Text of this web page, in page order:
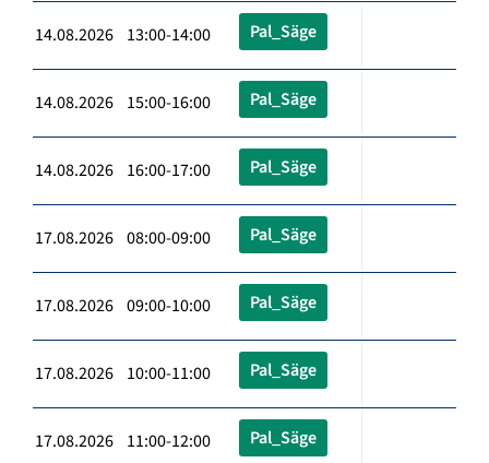
14.08.2026 13:00-14:00 Pal_Säge
14.08.2026 15:00-16:00 Pal_Säge
14.08.2026 16:00-17:00 Pal_Säge
17.08.2026 08:00-09:00 Pal_Säge
17.08.2026 09:00-10:00 Pal_Säge
17.08.2026 10:00-11:00 Pal_Säge
17.08.2026 11:00-12:00 Pal_Säge